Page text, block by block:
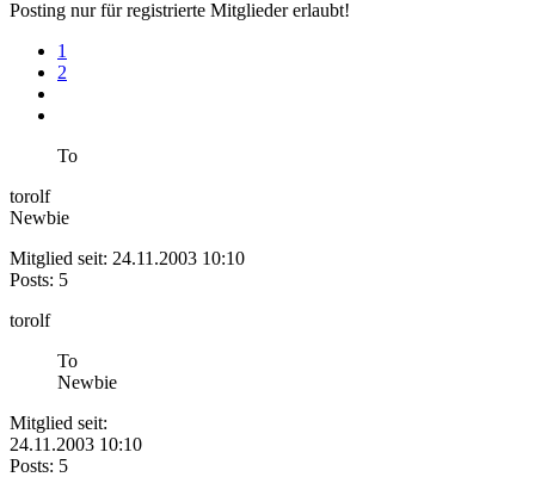
Posting nur für registrierte Mitglieder erlaubt!
1
2
To
torolf
Newbie
Mitglied seit: 24.11.2003 10:10
Posts: 5
torolf
To
Newbie
Mitglied seit:
24.11.2003 10:10
Posts: 5